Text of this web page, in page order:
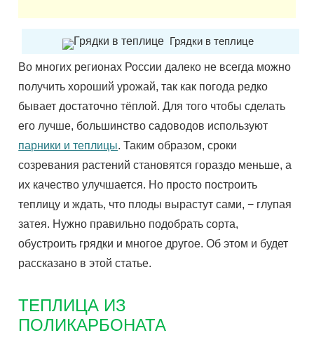
Грядки в теплице
Во многих регионах России далеко не всегда можно
получить хороший урожай, так как погода редко
бывает достаточно тёплой. Для того чтобы сделать
его лучше, большинство садоводов используют
парники и теплицы. Таким образом, сроки
созревания растений становятся гораздо меньше, а
их качество улучшается. Но просто построить
теплицу и ждать, что плоды вырастут сами, − глупая
затея. Нужно правильно подобрать сорта,
обустроить грядки и многое другое. Об этом и будет
рассказано в этой статье.
ТЕПЛИЦА ИЗ
ПОЛИКАРБОНАТА